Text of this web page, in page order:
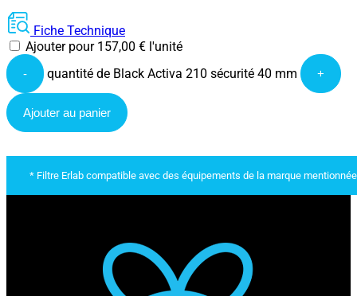
Fiche Technique
Ajouter pour 157,00 € l'unité
- quantité de Black Activa 210 sécurité 40 mm +
Ajouter au panier
* Filtre Erlab compatible avec des équipements de la marque